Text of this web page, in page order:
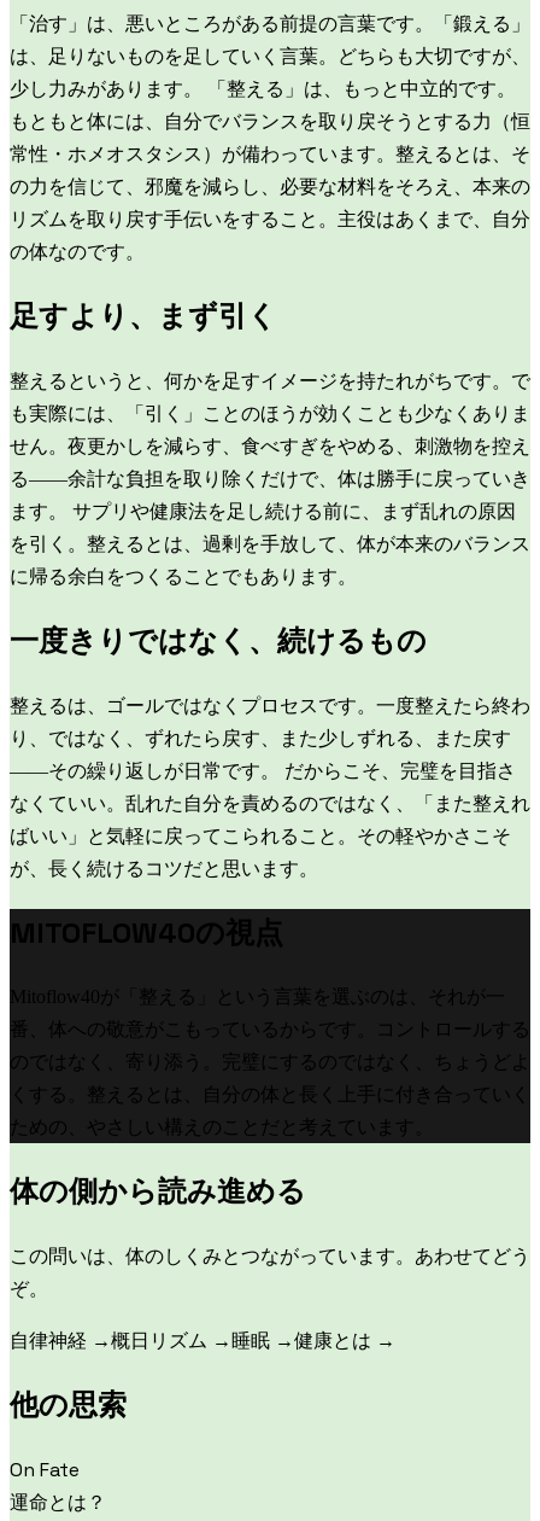
「治す」は、悪いところがある前提の言葉です。「鍛える」
は、足りないものを足していく言葉。どちらも大切ですが、
少し力みがあります。 「整える」は、もっと中立的です。
もともと体には、自分でバランスを取り戻そうとする力（恒
常性・ホメオスタシス）が備わっています。整えるとは、そ
の力を信じて、邪魔を減らし、必要な材料をそろえ、本来の
リズムを取り戻す手伝いをすること。主役はあくまで、自分
の体なのです。
足すより、まず引く
整えるというと、何かを足すイメージを持たれがちです。で
も実際には、「引く」ことのほうが効くことも少なくありま
せん。夜更かしを減らす、食べすぎをやめる、刺激物を控え
る——余計な負担を取り除くだけで、体は勝手に戻っていき
ます。 サプリや健康法を足し続ける前に、まず乱れの原因
を引く。整えるとは、過剰を手放して、体が本来のバランス
に帰る余白をつくることでもあります。
一度きりではなく、続けるもの
整えるは、ゴールではなくプロセスです。一度整えたら終わ
り、ではなく、ずれたら戻す、また少しずれる、また戻す
——その繰り返しが日常です。 だからこそ、完璧を目指さ
なくていい。乱れた自分を責めるのではなく、「また整えれ
ばいい」と気軽に戻ってこられること。その軽やかさこそ
が、長く続けるコツだと思います。
MITOFLOW40の視点
Mitoflow40が「整える」という言葉を選ぶのは、それが一
番、体への敬意がこもっているからです。コントロールする
のではなく、寄り添う。完璧にするのではなく、ちょうどよ
くする。整えるとは、自分の体と長く上手に付き合っていく
ための、やさしい構えのことだと考えています。
体の側から読み進める
この問いは、体のしくみとつながっています。あわせてどう
ぞ。
自律神経 →概日リズム → 睡眠 →健康とは →
他の思索
On Fate
運命とは？